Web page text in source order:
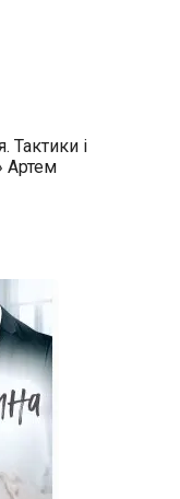
Тактики і
Артем